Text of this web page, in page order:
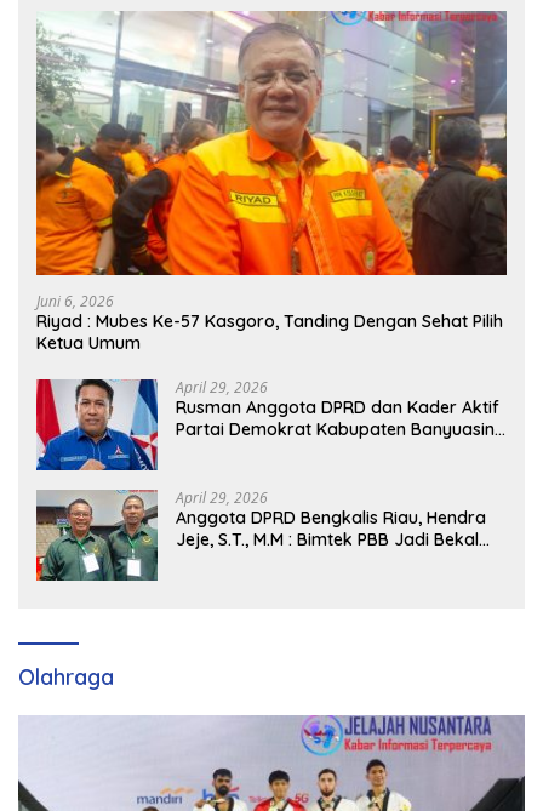
Juni 6, 2026
Riyad : Mubes Ke-57 Kasgoro, Tanding Dengan Sehat Pilih
Ketua Umum
April 29, 2026
Rusman Anggota DPRD dan Kader Aktif
Partai Demokrat Kabupaten Banyuasin
April 29, 2026
Anggota DPRD Bengkalis Riau, Hendra
Jeje, S.T., M.M : Bimtek PBB Jadi Bekal
Olahraga